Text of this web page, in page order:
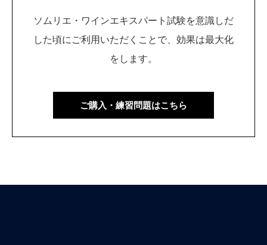
ソムリエ・ワインエキスパート試験を意識しだ
した頃にご利用いただくことで、効果は最大化
をします。
ご購入・練習問題はこちら